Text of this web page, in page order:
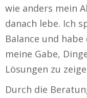
wie anders mein
danach lebe. Ich
Balance und
meine Gabe,
Lösungen zu
Durch die